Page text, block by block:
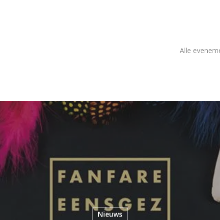
Alle
Nieuws